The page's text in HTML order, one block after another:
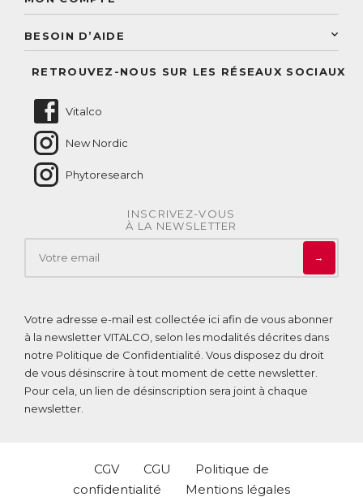
Conseils personnalisés
Conseil personnalisé
BESOIN D’AIDE
RETROUVEZ-NOUS SUR LES RÉSEAUX SOCIAUX
Vitalco
New Nordic
Phytoresearch
INSCRIVEZ-VOUS
À LA NEWSLETTER
→
Votre adresse e-mail est collectée ici afin de vous abonner
à la newsletter VITALCO, selon les modalités décrites dans
notre Politique de Confidentialité . Vous disposez du droit
de vous désinscrire à tout moment de cette newsletter.
Pour cela, un lien de désinscription sera joint à chaque
newsletter.
CGV CGU
Politique de
confidentialité
Mentions légales